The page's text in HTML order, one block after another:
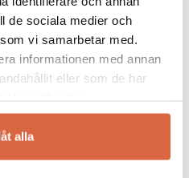
de sociala medier och
vi samarbetar med.
informationen med annan
eller som de har
alla
gång jag skriver en